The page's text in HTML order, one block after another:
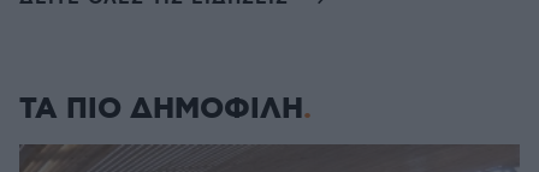
ΤΑ ΠΙΟ ΔΗΜΟΦΙΛΗ